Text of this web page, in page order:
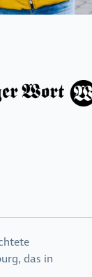
das in